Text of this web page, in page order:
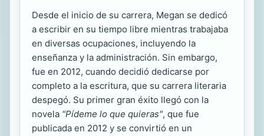
Desde el inicio de su carrera, Megan se dedicó
a escribir en su tiempo libre mientras trabajaba
en diversas ocupaciones, incluyendo la
enseñanza y la administración. Sin embargo,
fue en 2012, cuando decidió dedicarse por
completo a la escritura, que su carrera literaria
despegó. Su primer gran éxito llegó con la
novela "Pídeme lo que quieras", que fue
publicada en 2012 y se convirtió en un